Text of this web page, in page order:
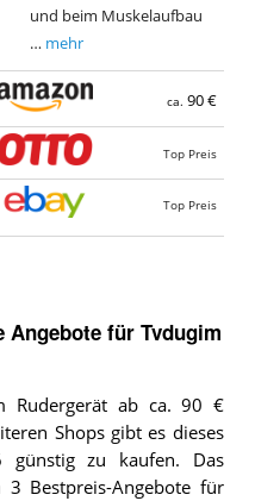
und beim Muskelaufbau
… mehr
ca. 90 €
Top Preis
Top Preis
Angebote für Tvdugim
Rudergerät ab ca. 90 €
Shops gibt es dieses
günstig zu kaufen. Das
3 Bestpreis-Angebote für